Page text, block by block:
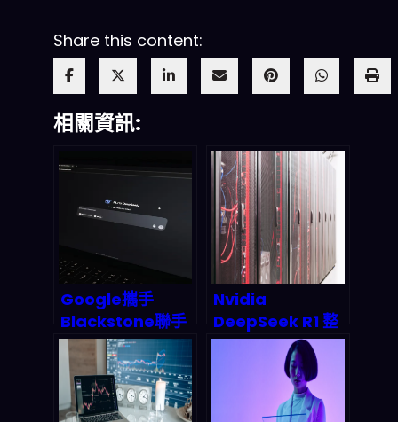
Share this content:
相關資訊:
Google攜手
Blackstone聯手
打造AI雲平台：這
波操作會從根本上
改寫企業AI佈局遊
戲規則嗎？
Nvidia
DeepSeek R1 整
合革命：硬體即模
型時代如何重塑 AI
晶片市場版圖？